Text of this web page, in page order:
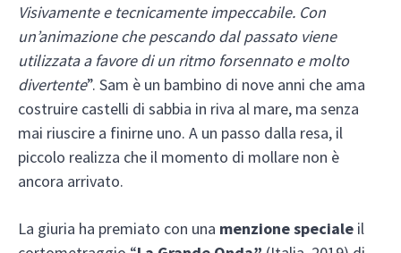
Visivamente e tecnicamente impeccabile. Con
un’animazione che pescando dal passato viene
utilizzata a favore di un ritmo forsennato e molto
divertente”. Sam è un bambino di nove anni che ama
costruire castelli di sabbia in riva al mare, ma senza
mai riuscire a finirne uno. A un passo dalla resa, il
piccolo realizza che il momento di mollare non è
ancora arrivato.
La giuria ha premiato con una menzione speciale il